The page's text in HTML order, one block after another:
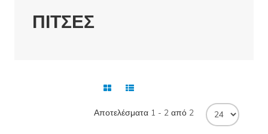
ΠΙΤΣΕΣ
Αποτελέσματα 1 - 2 από 2